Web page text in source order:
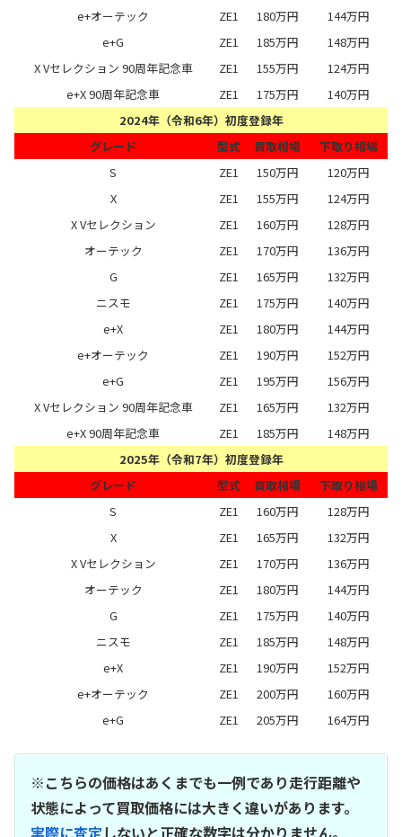
e+オーテック
ZE1 180万円
144万円
e+G
ZE1 185万円
148万円
X Vセレクション 90周年記念車
ZE1 155万円
124万円
e+X 90周年記念車
ZE1 175万円
140万円
2024年（令和6年）初度登録年
グレード
型式 買取相場
下取り相場
S
ZE1 150万円
120万円
X
ZE1 155万円
124万円
X Vセレクション
ZE1 160万円
128万円
オーテック
ZE1 170万円
136万円
G
ZE1 165万円
132万円
ニスモ
ZE1 175万円
140万円
e+X
ZE1 180万円
144万円
e+オーテック
ZE1 190万円
152万円
e+G
ZE1 195万円
156万円
X Vセレクション 90周年記念車
ZE1 165万円
132万円
e+X 90周年記念車
ZE1 185万円
148万円
2025年（令和7年）初度登録年
グレード
型式 買取相場
下取り相場
S
ZE1 160万円
128万円
X
ZE1 165万円
132万円
X Vセレクション
ZE1 170万円
136万円
オーテック
ZE1 180万円
144万円
G
ZE1 175万円
140万円
ニスモ
ZE1 185万円
148万円
e+X
ZE1 190万円
152万円
e+オーテック
ZE1 200万円
160万円
e+G
ZE1 205万円 164万円
※こちらの価格はあくまでも一例であり走行距離や
状態によって買取価格には大きく違いがあります。
実際に査定しないと正確な数字は分かりません。